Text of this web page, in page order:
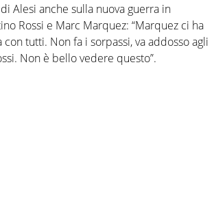
Alesi anche sulla nuova guerra in
Rossi e Marc Marquez: “Marquez ci ha
con tutti. Non fa i sorpassi, va addosso agli
Non è bello vedere questo”.